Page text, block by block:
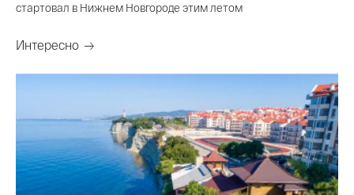
стартовал в Нижнем Новгороде этим летом
Интересно